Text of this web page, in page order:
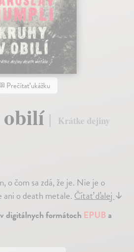
Prečítať ukážku
obilí
Krátke dejiny
o čom sa zdá, že je. Nie je o
ani o death metale. Čítať ďalej ↓
digitálnych formátoch EPUBa